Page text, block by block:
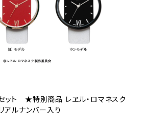
セット ★特別商品 レヱル・ロマネスク
アルナンバー入り